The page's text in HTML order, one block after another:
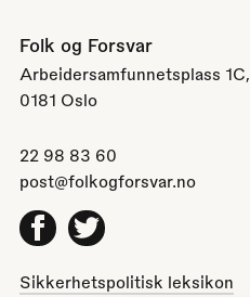
Folk og Forsvar
Arbeidersamfunnetsplass 1C,
0181 Oslo
22 98 83 60
post@folkogforsvar.no
Facebook
Twitter
Sikkerhetspolitisk leksikon